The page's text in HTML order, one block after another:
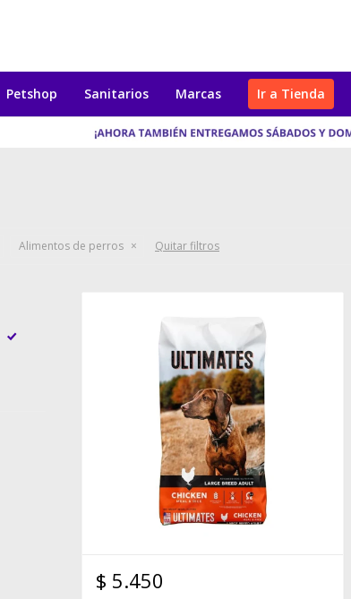
Petshop Sanitarios Marcas Ir a Tienda
Alimentos de perros Quitar filtros
$ 5.450